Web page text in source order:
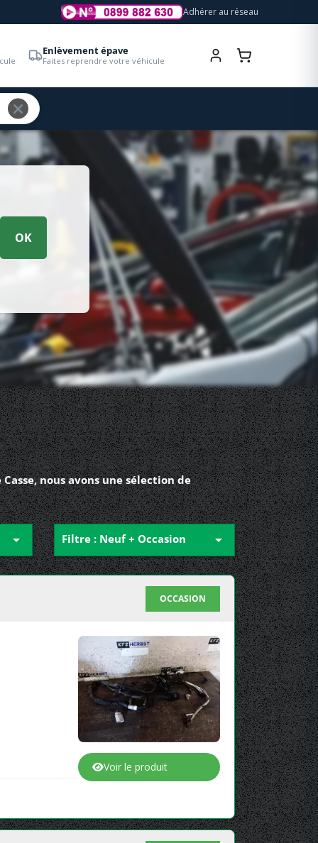
Adhérer au réseau
Enlèvement épave
Faites reprendre votre véhicule
OK
nous avons une sélection de
 Filtre : Neuf + Occasion 
OCCASION
Voir le produit